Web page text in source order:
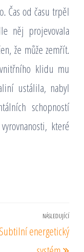
Čas od času trpěl
něj projevovala
že může zemřít.
klidu mu
ustálila, nabyl
schopností
které
NÁSLEDUJÍCÍ
Subtilní energetický